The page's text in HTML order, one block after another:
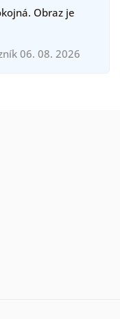
Obraz je
06. 08. 2026